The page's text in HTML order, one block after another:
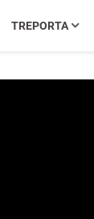
TREPORTA